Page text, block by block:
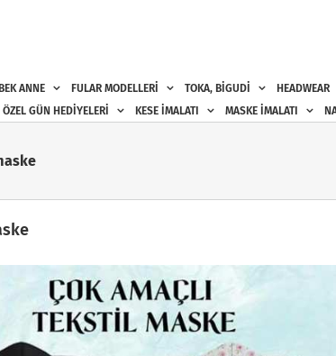
ANNE FULAR MODELLERİ TOKA, BİGUDİ HEADWEAR
ÖZEL GÜN HEDİYELERİ KESE İMALATI MASKE İMALATI